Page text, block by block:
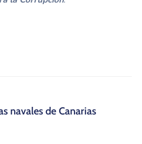
navales de Canarias